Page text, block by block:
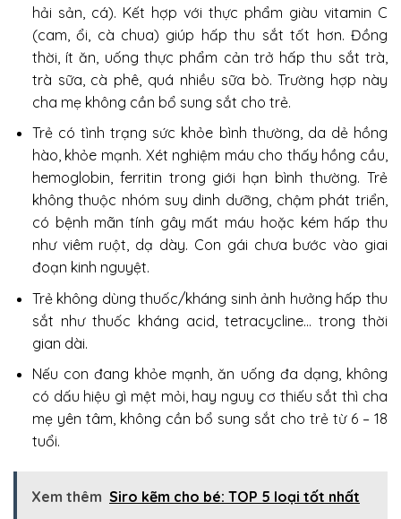
hải sản, cá). Kết hợp với thực phẩm giàu vitamin C
(cam, ổi, cà chua) giúp hấp thu sắt tốt hơn. Đồng
thời, ít ăn, uống thực phẩm cản trở hấp thu sắt trà,
trà sữa, cà phê, quá nhiều sữa bò. Trường hợp này
cha mẹ không cần bổ sung sắt cho trẻ.
Trẻ có tình trạng sức khỏe bình thường, da dẻ hồng
hào, khỏe mạnh. Xét nghiệm máu cho thấy hồng cầu,
hemoglobin, ferritin trong giới hạn bình thường. Trẻ
không thuộc nhóm suy dinh dưỡng, chậm phát triển,
có bệnh mãn tính gây mất máu hoặc kém hấp thu
như viêm ruột, dạ dày. Con gái chưa bước vào giai
đoạn kinh nguyệt.
Trẻ không dùng thuốc/kháng sinh ảnh hưởng hấp thu
sắt như thuốc kháng acid, tetracycline… trong thời
gian dài.
Nếu con đang khỏe mạnh, ăn uống đa dạng, không
có dấu hiệu gì mệt mỏi, hay nguy cơ thiếu sắt thì cha
mẹ yên tâm, không cần bổ sung sắt cho trẻ từ 6 – 18
tuổi.
Xem thêm Siro kẽm cho bé​: TOP 5 loại tốt nhất